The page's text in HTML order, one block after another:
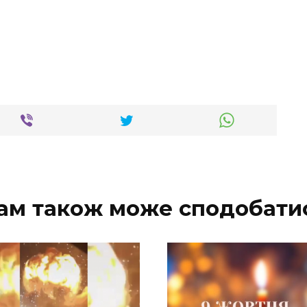
також може